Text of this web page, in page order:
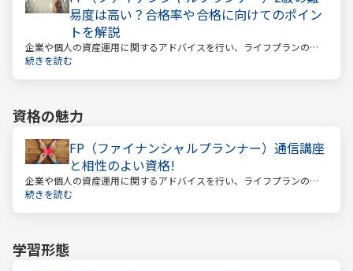
易度は高い？合格率や合格に向けてのポイン
トを解説
企業や個人の資産運用に関するアドバイスを行い、ライフプランの設
計を提案するファイナンシャルプランナー。
続きを読む
資格の魅力
FP（ファイナンシャルプランナー）通信講座
と相性のよい資格!
企業や個人の資産運用に関するアドバイスを行い、ライフプランの設
計を提案するファイナンシャルプランナー
続きを読む
学習形態